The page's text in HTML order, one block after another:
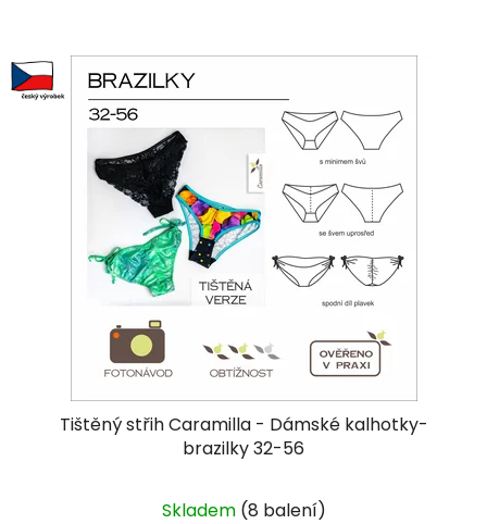
Tištěný střih Caramilla - Dámské kalhotky-
brazilky 32-56
Skladem (8 balení)